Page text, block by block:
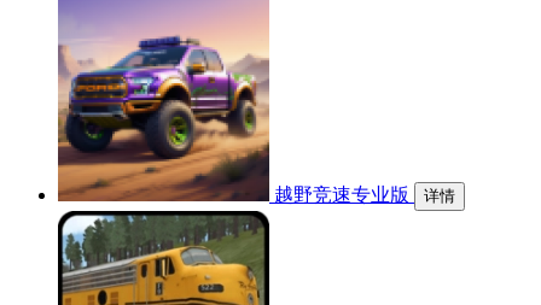
越野竞速专业版 详情